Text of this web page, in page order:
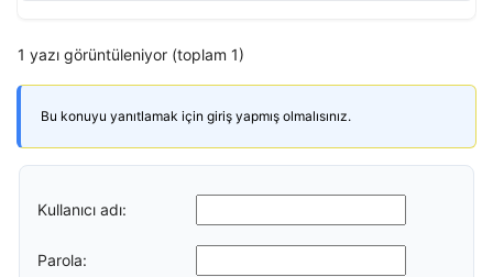
1 yazı görüntüleniyor (toplam 1)
Bu konuyu yanıtlamak için giriş yapmış olmalısınız.
Kullanıcı adı:
Parola: